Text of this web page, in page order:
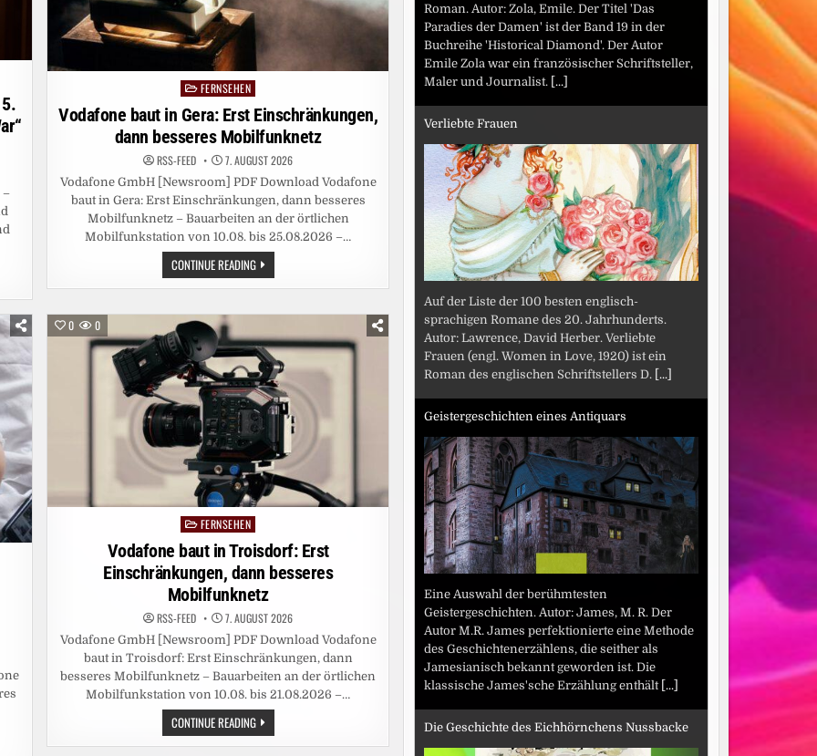
–
Posted
in
FERNSEHEN
Vodafone baut in Gera: Erst Einschränkungen,
dann besseres Mobilfunknetz
RSS-FEED 7. AUGUST 2026
Vodafone GmbH [Newsroom] PDF Download Vodafone
baut in Gera: Erst Einschränkungen, dann besseres
Mobilfunknetz – Bauarbeiten an der örtlichen
Mobilfunkstation von 10.08. bis 25.08.2026 –…
CONTINUE READINGVODAFONE
BAUT
IN
ERST
DANN
BESSERES
MOBILFUNKNETZ
0 0
Posted
in
FERNSEHEN
Vodafone baut in Troisdorf: Erst
Einschränkungen, dann besseres
Mobilfunknetz
RSS-FEED 7. AUGUST 2026
Vodafone GmbH [Newsroom] PDF Download Vodafone
baut in Troisdorf: Erst Einschränkungen, dann
besseres Mobilfunknetz – Bauarbeiten an der örtlichen
Mobilfunkstation von 10.08. bis 21.08.2026 –…
CONTINUE READINGVODAFONE
BAUT
IN
Roman. Autor: Zola, Emile. Der Titel 'Das
Paradies der Damen' ist der Band 19 in der
Buchreihe 'Historical Diamond'. Der Autor
Emile Zola war ein französischer Schriftsteller,
Maler und Journalist. [...]
Verliebte Frauen
Auf der Liste der 100 besten englisch-
sprachigen Romane des 20. Jahrhunderts.
Autor: Lawrence, David Herber. Verliebte
Frauen (engl. Women in Love, 1920) ist ein
Roman des englischen Schriftstellers D. [...]
Geistergeschichten eines Antiquars
Eine Auswahl der berühmtesten
Geistergeschichten. Autor: James, M. R. Der
Autor M.R. James perfektionierte eine Methode
des Geschichtenerzählens, die seither als
Jamesianisch bekannt geworden ist. Die
klassische James'sche Erzählung enthält [...]
Die Geschichte des Eichhörnchens Nussbacke